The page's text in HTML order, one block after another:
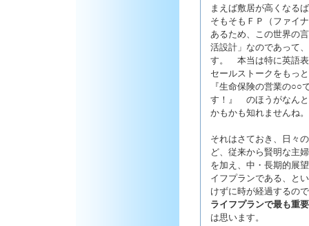
まえば敷居が高くなる
そもそもＦＰ（ファイ
あるため、この世界の
活設計」なのであって
す。 本当は特に英語表
セールストークをもっ
『生命保険の営業の
す！』 のほうがなんと
かもかも知れませんね。
それはさておき、日々
ど、従来から賢明な主
を加え、中・長期的展
イフプランである、と
けずに時が経過するの
ライフプランで最も重
は思います。